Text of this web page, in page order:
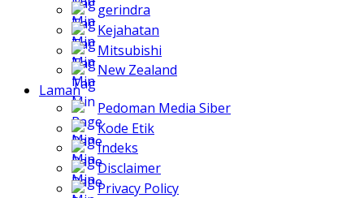
gerindra
Kejahatan
Mitsubishi
New Zealand
Laman
Pedoman Media Siber
Kode Etik
Indeks
Disclaimer
Privacy Policy